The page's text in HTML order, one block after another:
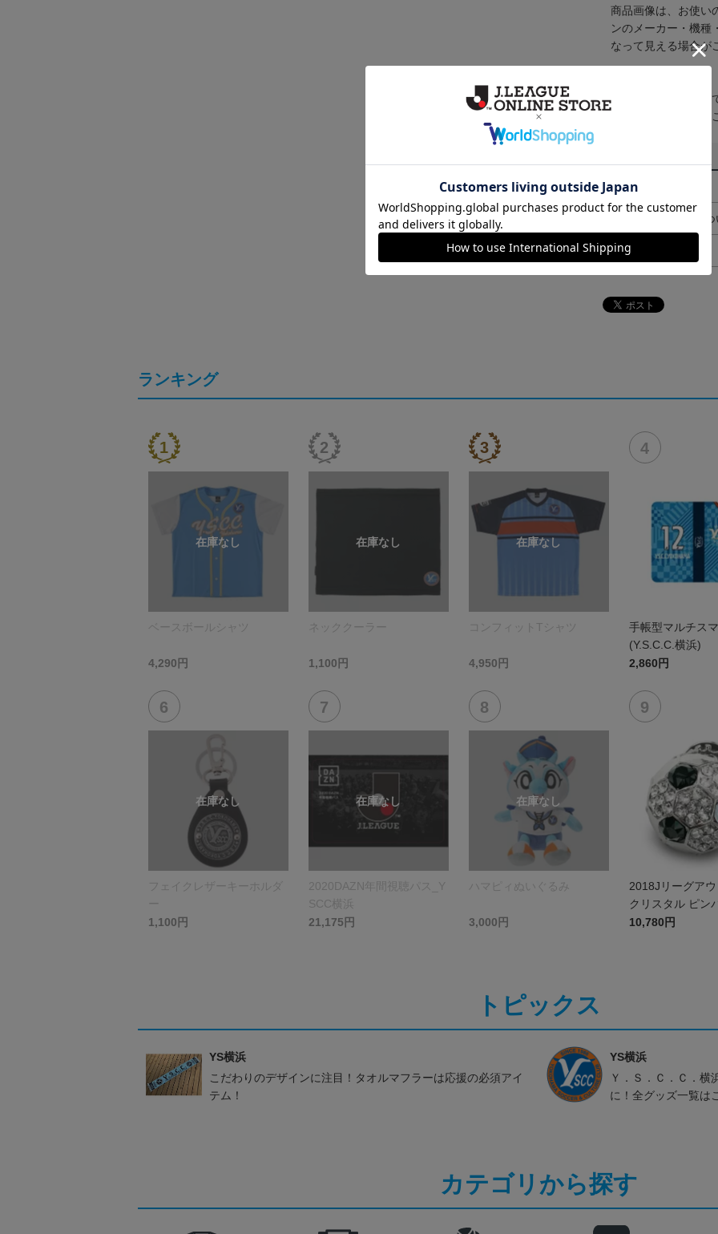
商品画像は、お使い
ンのメーカー・機種
なって見える場合が
取り扱い商品によっ
予告なく変更にな
決済について
ギフト対応に
ランキング
ベースボールシャツ
4,290円
ネッククーラー
1,100円
コンフィットTシャツ
4,950円
手帳型マルチス
(Y.S.C.C.横浜)
2,860円
フェイクレザーキーホルダ
ー
1,100円
2020DAZN年間視聴パス_Y
SCC横浜
21,175円
ハマピィぬいぐるみ
3,000円
2018Jリーグア
クリスタル ピン
（スワロフスキ
10,780円
トピックス
YS横浜
こだわりのデザインに注目！タオルマフラーは応援の必須アイ
テム！
YS横浜
Ｙ．Ｓ．Ｃ．Ｃ．横
に！全グッズ一覧は
カテゴリから探す